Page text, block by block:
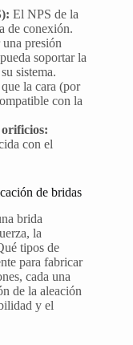
El NPS de la
de conexión.
presión
soportar la
sistema.
la cara (por
con la
con el
de bridas
brida
la
tipos de
para fabricar
cada una
de la aleación
y el